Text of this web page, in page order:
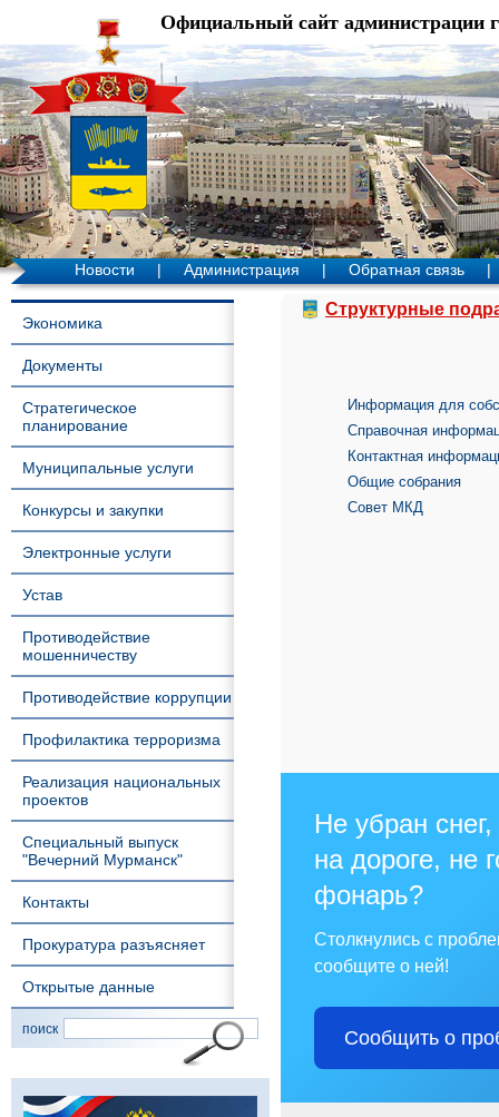
Официальный сайт администрации
Новости | Администрация | Обратная связь |
Экономика
Документы
Стратегическое
планирование
Муниципальные услуги
Конкурсы и закупки
Электронные услуги
Устав
Противодействие
мошенничеству
Противодействие коррупции
Профилактика терроризма
Реализация национальных
проектов
Специальный выпуск
"Вечерний Мурманск"
Контакты
Прокуратура разъясняет
Открытые данные
поиск
Структурные
Информация для
Справочная
Контактная
Общие собрания
Совет МКД
Не убран
на дороге, не
фонарь?
Столкнулись с
сообщите о ней!
Сообщить о